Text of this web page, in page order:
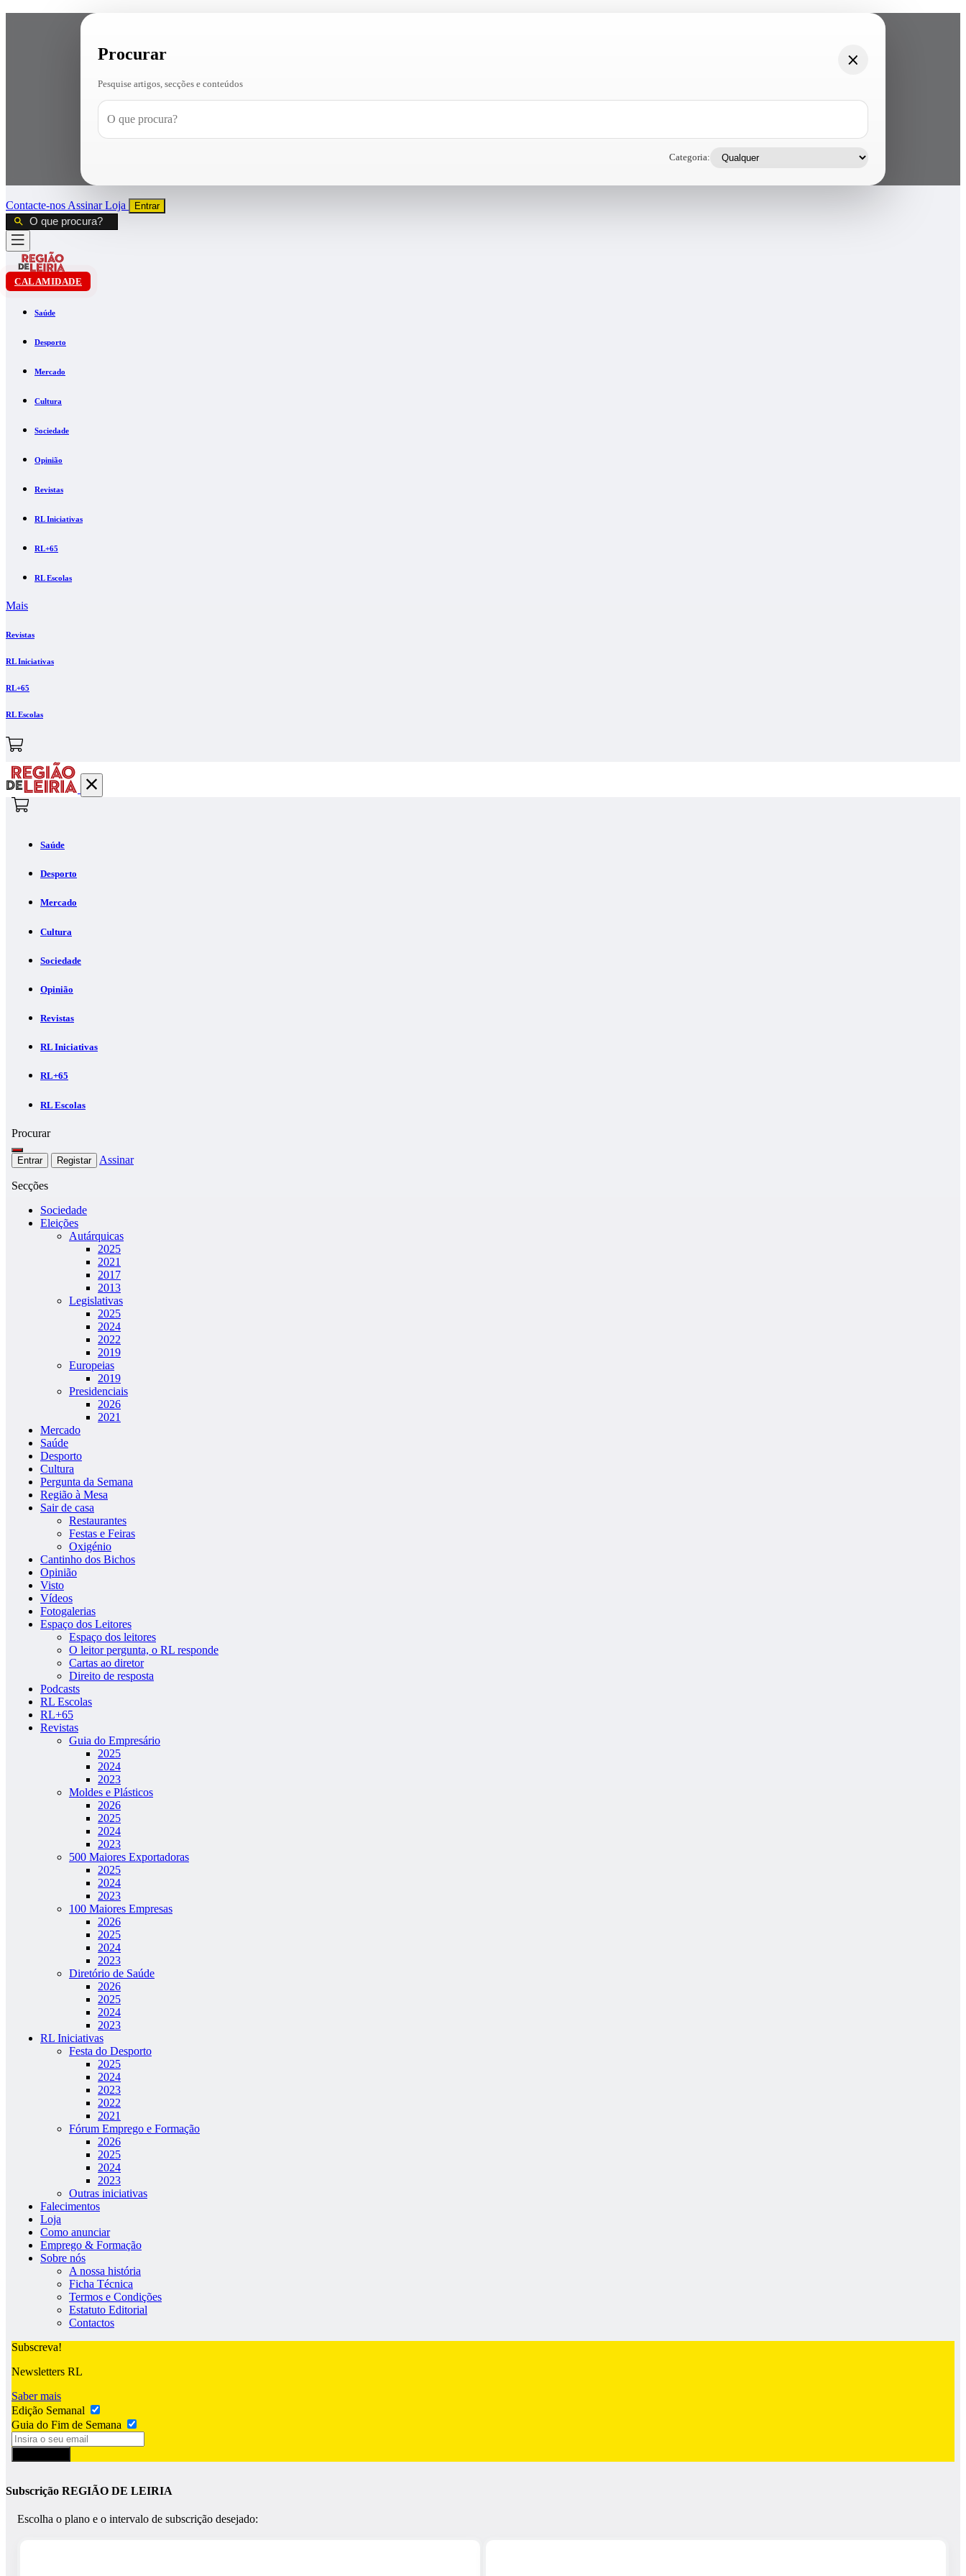
Procurar
Pesquise artigos, secções e conteúdos
Categoria:
Contacte-nos AssinarLoja Entrar
CALAMIDADE
Saúde
Desporto
Mercado
Cultura
Sociedade
Opinião
Revistas
RL Iniciativas
RL+65
RL Escolas
Mais
Revistas
RL Iniciativas
RL+65
RL Escolas
Saúde
Desporto
Mercado
Cultura
Sociedade
Opinião
Revistas
RL Iniciativas
RL+65
RL Escolas
Procurar
Entrar Registar Assinar
Secções
Sociedade
Eleições
Autárquicas
2025
2021
2017
2013
Legislativas
2025
2024
2022
2019
Europeias
2019
Presidenciais
2026
2021
Mercado
Saúde
Desporto
Cultura
Pergunta da Semana
Região à Mesa
Sair de casa
Restaurantes
Festas e Feiras
Oxigénio
Cantinho dos Bichos
Opinião
Visto
Vídeos
Fotogalerias
Espaço dos Leitores
Espaço dos leitores
O leitor pergunta, o RL responde
Cartas ao diretor
Direito de resposta
Podcasts
RL Escolas
RL+65
Revistas
Guia do Empresário
2025
2024
2023
Moldes e Plásticos
2026
2025
2024
2023
500 Maiores Exportadoras
2025
2024
2023
100 Maiores Empresas
2026
2025
2024
2023
Diretório de Saúde
2026
2025
2024
2023
RL Iniciativas
Festa do Desporto
2025
2024
2023
2022
2021
Fórum Emprego e Formação
2026
2025
2024
2023
Outras iniciativas
Falecimentos
Loja
Como anunciar
Emprego & Formação
Sobre nós
A nossa história
Ficha Técnica
Termos e Condições
Estatuto Editorial
Contactos
Subscreva!
Newsletters RL
Saber mais
Edição Semanal
Guia do Fim de Semana
Subscrição REGIÃO DE LEIRIA
Escolha o plano e o intervalo de subscrição desejado: